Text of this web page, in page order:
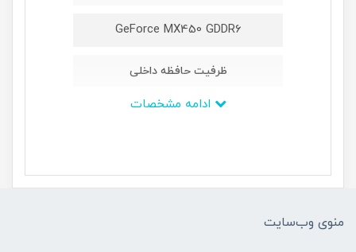
GeForce MX450 GDDR6
ظرفیت حافظه داخلی
1TB M2 NVMe PCIe
199 × 249 × 364 میلی‌متر
منوی وب‌سایت